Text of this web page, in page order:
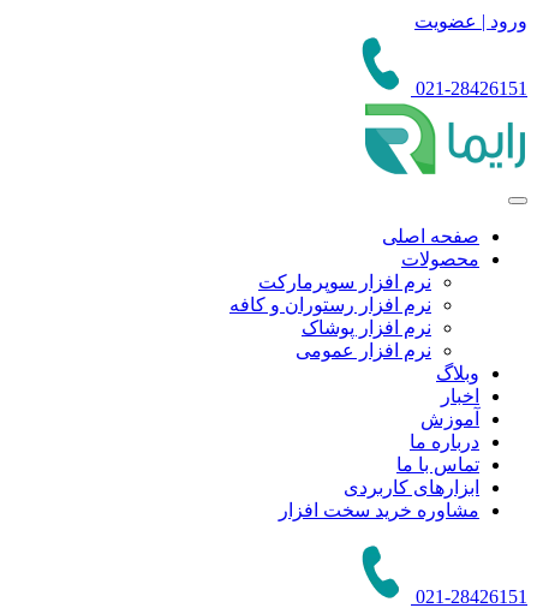
ورود | عضویت
021-28426151
صفحه اصلی
محصولات
نرم افزار سوپرمارکت
نرم افزار رستوران و کافه
نرم افزار پوشاک
نرم افزار عمومی
وبلاگ
اخبار
آموزش
درباره ما
تماس با ما
ابزارهای کاربردی
مشاوره خرید سخت افزار
021-28426151